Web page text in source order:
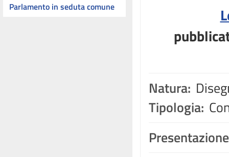
Parlamento in seduta comune
Natura:
Tipologia: